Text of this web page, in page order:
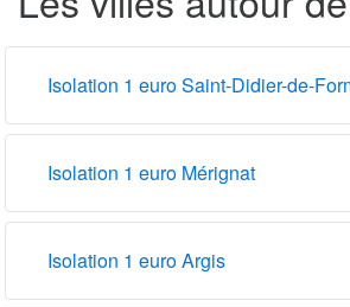
Isolation 1 euro Saint-Didier-de-
Isolation 1 euro Mérignat
Isolation 1 euro Argis